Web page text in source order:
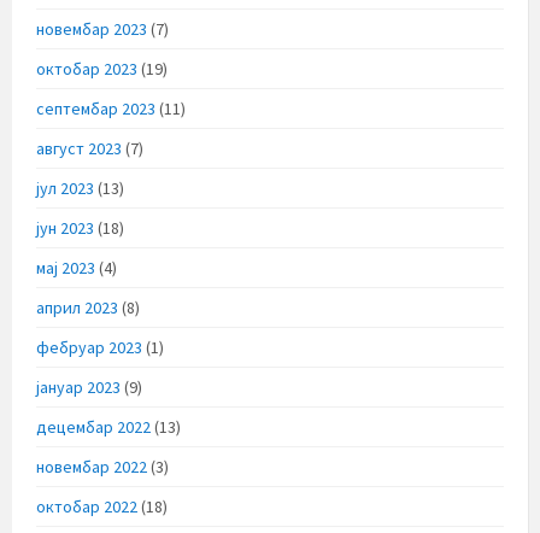
новембар 2023 (7)
октобар 2023 (19)
септембар 2023 (11)
август 2023 (7)
јул 2023 (13)
јун 2023 (18)
мај 2023 (4)
април 2023 (8)
фебруар 2023 (1)
јануар 2023 (9)
децембар 2022(13)
новембар 2022(3)
октобар 2022(18)